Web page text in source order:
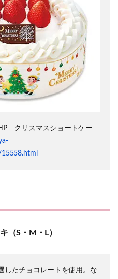
クリスマスショートケー
（S・M・L）
したチョコレートを使用。な